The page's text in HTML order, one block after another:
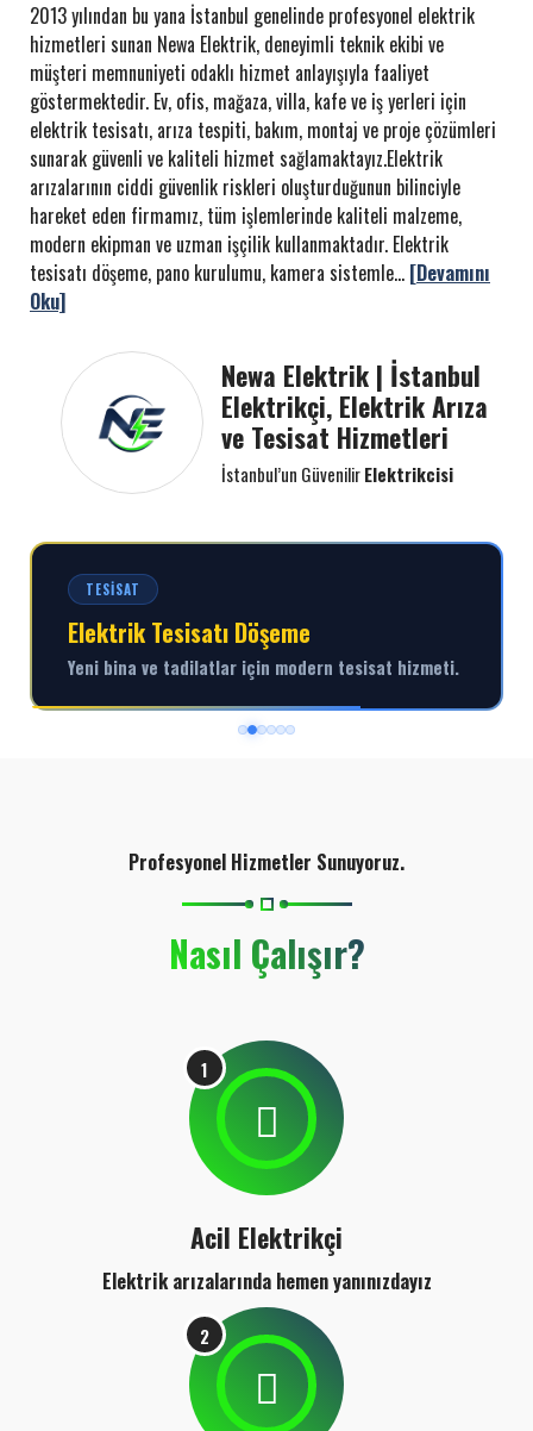
2013 yılından bu yana İstanbul genelinde profesyonel elektrik
hizmetleri sunan Newa Elektrik, deneyimli teknik ekibi ve
müşteri memnuniyeti odaklı hizmet anlayışıyla faaliyet
göstermektedir. Ev, ofis, mağaza, villa, kafe ve iş yerleri için
elektrik tesisatı, arıza tespiti, bakım, montaj ve proje çözümleri
sunarak güvenli ve kaliteli hizmet sağlamaktayız.Elektrik
arızalarının ciddi güvenlik riskleri oluşturduğunun bilinciyle
hareket eden firmamız, tüm işlemlerinde kaliteli malzeme,
modern ekipman ve uzman işçilik kullanmaktadır. Elektrik
tesisatı döşeme, pano kurulumu, kamera sistemle... [Devamını
Oku]
Newa Elektrik | İstanbul
Elektrikçi, Elektrik Arıza
ve Tesisat Hizmetleri
İstanbul’un GüvenilirElektrikcisi
TESISAT
Elektrik Tesisatı Döşeme
Yeni bina ve tadilatlar için modern tesisat hizmeti.
Profesyonel Hizmetler Sunuyoruz.
Nasıl Çalışır?
1
Acil Elektrikçi
Elektrik arızalarında hemen yanınızdayız
2